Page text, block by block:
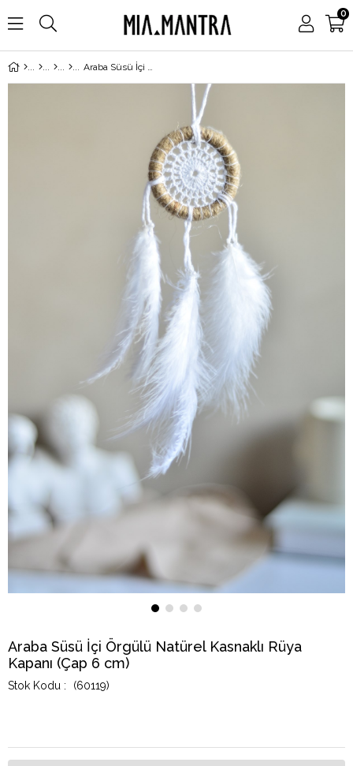
0
Araba Süsü İçi Örgülü Natürel Kasnaklı Rüya Kapanı (Çap 6 cm)
Araba Süsü İçi Örgülü Natürel Kasnaklı Rüya
Kapanı (Çap 6 cm)
(60119)